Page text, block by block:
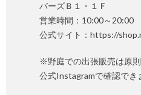
バーズＢ１・１Ｆ
営業時間：10:00～20:00
公式サイト：https://
※野庭での出張販売は原
公式Instagramで確認でき